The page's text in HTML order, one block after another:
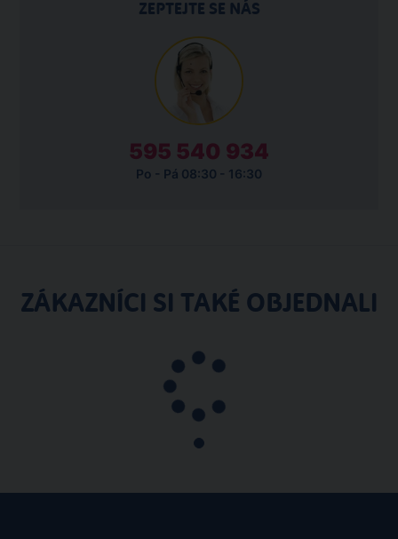
ZEPTEJTE SE NÁS
595 540 934
Po - Pá 08:30 - 16:30
ZÁKAZNÍCI SI TAKÉ OBJEDNALI
Poznávací